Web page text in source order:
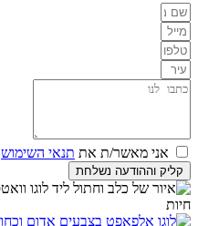
אני מאשר/ת את תנאי השימוש
קליק וההודעה נשלחת